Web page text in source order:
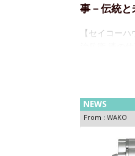
事－伝統と
【セイコー
催～漆芸家
NEWS
From : WAKO